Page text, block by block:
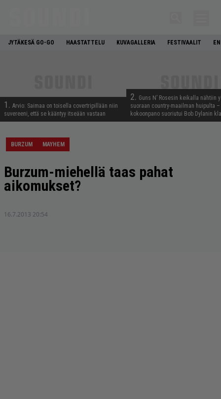
JYTÄKESÄ GO-GO HAASTATTELU KUVAGALLERIA FESTIVAALIT
1. Arvio: Saimaa on toisella covertripillään niin
suvereeni, että se kääntyy itseään vastaan
2. Guns N’ Rosesin keikalla nähtiin
suoraan country-maailman huipulta
kokoonpano suoriutui Bob Dylanin
BURZUM MAYHEM
Burzum-miehellä taas pahat
aikomukset?
16.7.2013 20:54